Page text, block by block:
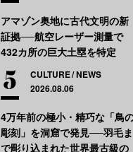
アマゾン奥地に古代文明の新
証拠──航空レーザー測量で
432カ所の巨大土塁を特定
CULTURE NEWS
2026.08.06
4万年前の極小・精巧な「鳥
彫刻」を洞窟で発見──羽毛ま
で彫り込まれた世界最古級の